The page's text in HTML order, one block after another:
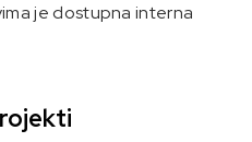
je dostupna interna